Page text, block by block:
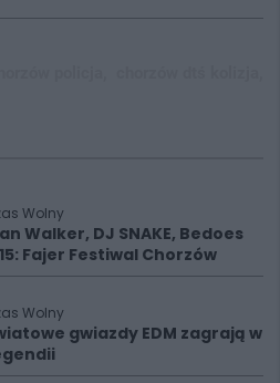
Wolny
Walker, DJ SNAKE, Bedoes
Fajer Festiwal Chorzów
Wolny
gwiazdy EDM zagrają w